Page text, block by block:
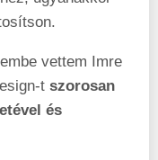
vettem Imre
t szorosan
és